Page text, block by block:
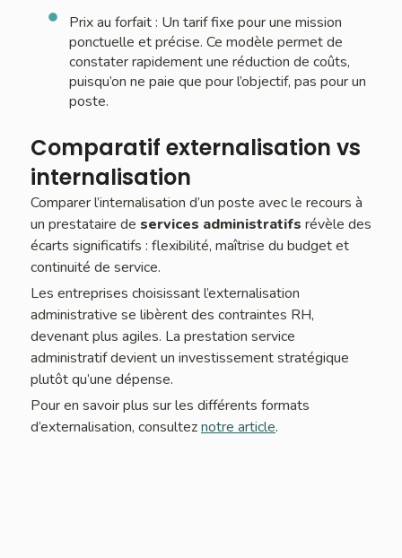
Prix au forfait : Un tarif fixe pour une mission
ponctuelle et précise. Ce modèle permet de
constater rapidement une réduction de coûts,
puisqu’on ne paie que pour l’objectif, pas pour un
poste.
Comparatif externalisation vs
internalisation
Comparer l’internalisation d’un poste avec le recours à
un prestataire de services administratifs révèle des
écarts significatifs : flexibilité, maîtrise du budget et
continuité de service.
Les entreprises choisissant l’externalisation
administrative se libèrent des contraintes RH,
devenant plus agiles. La prestation service
administratif devient un investissement stratégique
plutôt qu’une dépense.
Pour en savoir plus sur les différents formats
d’externalisation, consulteznotre article.